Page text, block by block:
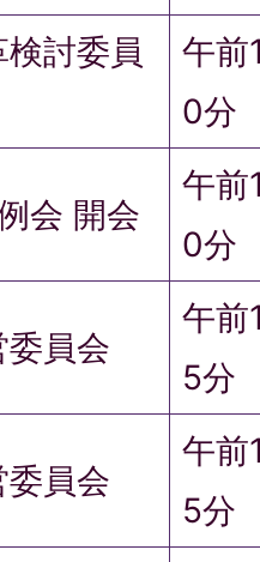
討委員
午前
0分
会 開会
午前
0分
員会
午前
5分
員会
午前
5分